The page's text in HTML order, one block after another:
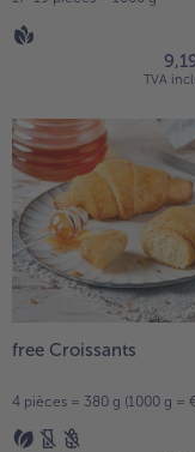
- 5 € à
TVA
free Croissants
4 pièces = 380 g (1000 g =